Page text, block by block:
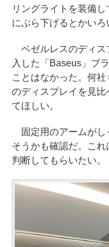
リングライトを装備
にぶら下げるとかいろ
ベゼルレスのディス
入した「Baseus」ブ
ことはなかった。何
のディスプレイを見
てほしい。
固定用のアームがし
そうかも確認だ。こ
判断してもらいたい。